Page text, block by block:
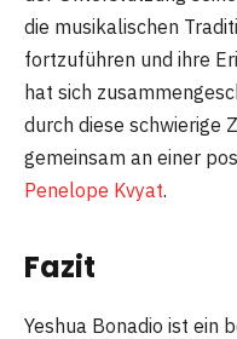
die musikalischen
fortzuführen und ihre
hat sich
durch diese schwierige
gemeinsam an einer
Penelope Kvyat.
Fazit
Yeshua Bonadio ist ein